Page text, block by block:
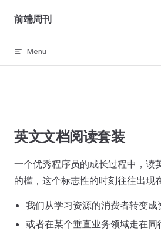
Skip to content
前端周刊
Menu
英文文档阅读套装
一个优秀程序员的成长过程中，读
的槛，这个标志性的时刻往往出现
我们从学习资源的消费者转变成
或者在某个垂直业务领域走在同